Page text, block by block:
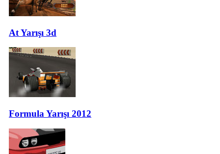
At Yarışı 3d
Formula Yarışı 2012